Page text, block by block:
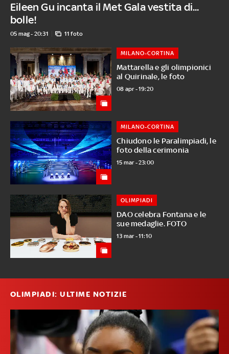
Eileen Gu incanta il Met Gala vestita di...
bolle!
05 mag - 20:31 11 foto
Mattarella e gli olimpionici
al Quirinale, le foto
MILANO-CORTINA
08 apr - 19:20
Chiudono le Paralimpiadi, le
foto della cerimonia
MILANO-CORTINA
15 mar - 23:00
DAO celebra Fontana e le
sue medaglie. FOTO
OLIMPIADI
13 mar - 11:10
OLIMPIADI: ULTIME NOTIZIE